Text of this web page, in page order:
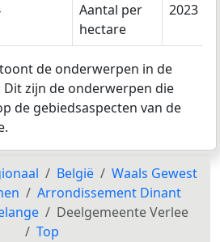
Aantal per
hectare
2023
de onderwerpen in de
zijn de onderwerpen die
de gebiedsaspecten van de
België
Waals Gewest
Arrondissement Dinant
Deelgemeente Verlee
Top